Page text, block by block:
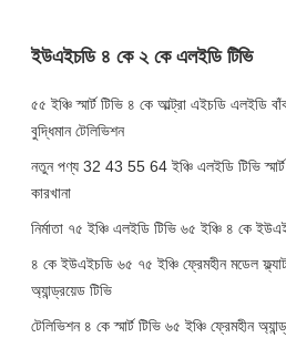
ইউএইচডি ৪ কে ২ কে এলইডি টিভি
৫৫ ইঞ্চি স্মার্ট টিভি ৪ কে আল্ট্রা এইচডি এলইডি
বুদ্ধিমান টেলিভিশন
নতুন পণ্য 32 43 55 64 ইঞ্চি এলইডি টিভি
কারখানা
নির্মাতা ৭৫ ইঞ্চি এলইডি টিভি ৬৫ ইঞ্চি ৪ কে
৪ কে ইউএইচডি ৬৫ ৭৫ ইঞ্চি ফ্রেমহীন মডেল ফ্ল্যাট
অ্যান্ড্রয়েড টিভি
টেলিভিশন ৪ কে স্মার্ট টিভি ৬৫ ইঞ্চি ফ্রেমহীন